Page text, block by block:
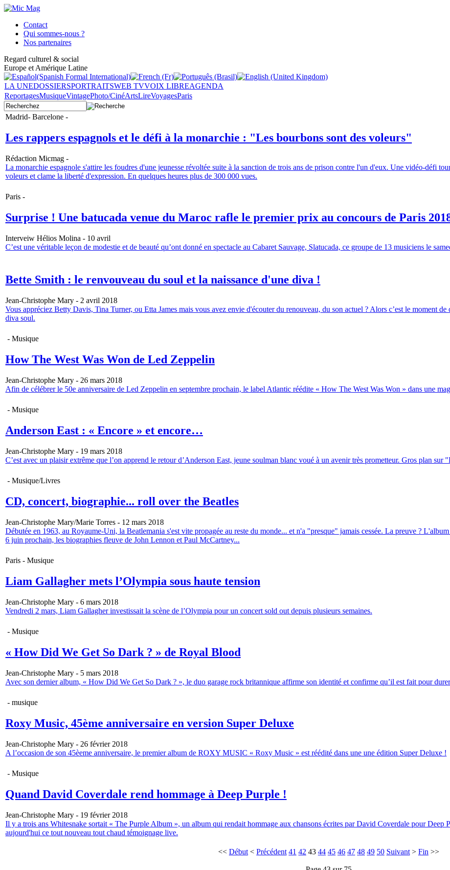
Contact
Qui sommes-nous ?
Nos partenaires
Regard culturel & social
Europe et Amérique Latine
LA UNEDOSSIERSPORTRAITSWEB TVVOIX LIBREAGENDA
ReportagesMusiqueVintagePhoto/CinéArtsLireVoyagesParis
Madrid- Barcelone -
Les rappers espagnols et le défi à la monarchie : "Les bourbons sont des voleurs"
Rédaction Micmag -
La monarchie espagnole s'attire les foudres d'une jeunesse révoltée suite à la sanction de trois ans de prison contre l'un d'eux. Une vidéo-défi
voleurs et clame la liberté d'expression. En quelques heures plus de 300 000 vues.
Paris -
Surprise ! Une batucada venue du Maroc rafle le premier prix au concours de Paris
Interveiw Hélios Molina - 10 avril
C’est une véritable leçon de modestie et de beauté qu’ont donné en spectacle au Cabaret Sauvage, Slatucada, ce groupe de 13 musiciens le
Bette Smith : le renvouveau du soul et la naissance d'une diva !
Jean-Christophe Mary - 2 avril 2018
Vous appréciez Betty Davis, Tina Turner, ou Etta James mais vous avez envie d'écouter du renouveau, du son actuel ? Alors c’est le moment
diva soul.
- Musique
How The West Was Won de Led Zeppelin
Jean-Christophe Mary - 26 mars 2018
Afin de célébrer le 50e anniversaire de Led Zeppelin en septembre prochain, le label Atlantic réédite « How The West Was Won » dans une
- Musique
Anderson East : « Encore » et encore…
Jean-Christophe Mary - 19 mars 2018
C’est avec un plaisir extrême que l’on apprend le retour d’Anderson East, jeune soulman blanc voué à un avenir très prometteur. Gros plan sur
- Musique/Livres
CD, concert, biographie... roll over the Beatles
Jean-Christophe Mary/Marie Torres - 12 mars 2018
Débutée en 1963, au Royaume-Uni, la Beatlemania s'est vite propagée au reste du monde... et n'a "presque" jamais cessée. La preuve ?
6 juin prochain, les biographies fleuve de John Lennon et Paul McCartney...
Paris - Musique
Liam Gallagher mets l’Olympia sous haute tension
Jean-Christophe Mary - 6 mars 2018
Vendredi 2 mars, Liam Gallagher investissait la scène de l’Olympia pour un concert sold out depuis plusieurs semaines.
- Musique
« How Did We Get So Dark ? » de Royal Blood
Jean-Christophe Mary - 5 mars 2018
Avec son dernier album, « How Did We Get So Dark ? », le duo garage rock britannique affirme son identité et confirme qu’il est fait pour
- musique
Roxy Music, 45ème anniversaire en version Super Deluxe
Jean-Christophe Mary - 26 février 2018
A l’occasion de son 45èeme anniversaire, le premier album de ROXY MUSIC « Roxy Music » est réédité dans une une édition Super Deluxe !
- Musique
Quand David Coverdale rend hommage à Deep Purple !
Jean-Christophe Mary - 19 février 2018
Il y a trois ans Whitesnake sortait « The Purple Album », un album qui rendait hommage aux chansons écrites par David Coverdale pour Deep
aujourd'hui ce tout nouveau tout chaud témoignage live.
<< Début < Précédent 41 42 43 44 45 46 47 48 49 50 Suivant > Fin >>